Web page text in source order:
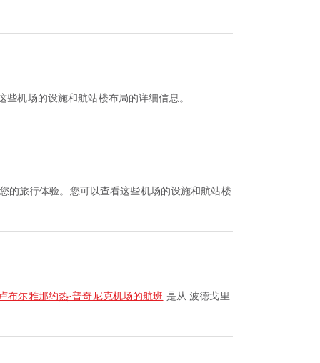
机场的设施和航站楼布局的详细信息。
的旅行体验。您可以查看这些机场的设施和航站楼
布尔雅那约热·普奇尼克机场的航班 是从 波德戈里